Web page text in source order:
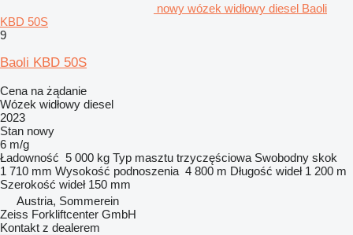
nowy wózek widłowy diesel Baoli
KBD 50S
9
Baoli KBD 50S
Cena na żądanie
Wózek widłowy diesel
2023
Stan nowy
6 m/g
Ładowność 5 000 kg Typ masztu trzyczęściowa Swobodny skok
1 710 mm Wysokość podnoszenia 4 800 m Długość wideł 1 200 m
Szerokość wideł 150 mm
Austria, Sommerein
Zeiss Forkliftcenter GmbH
Kontakt z dealerem